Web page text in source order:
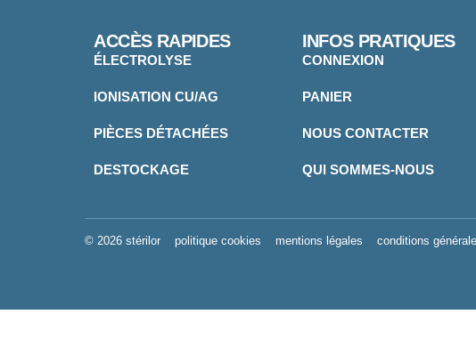
ACCÈS RAPIDES
ÉLECTROLYSE
IONISATION CU/AG
PIÈCES DÉTACHÉES
DESTOCKAGE
INFOS PRATIQUES
CONNEXION
PANIER
NOUS CONTACTER
QUI SOMMES-NOUS
© 2026 stérilor politique cookies mentions légales conditions